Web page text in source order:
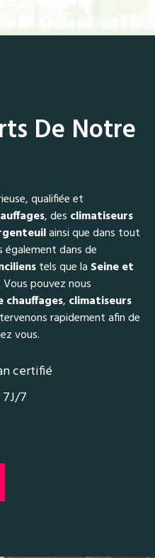
De Notre
qualifiée et
, des climatiseurs
ainsi que dans tout
également dans de
tels que la Seine et
Vous pouvez nous
chauffages, climatiseurs
rapidement afin de
vous.
certifié
7